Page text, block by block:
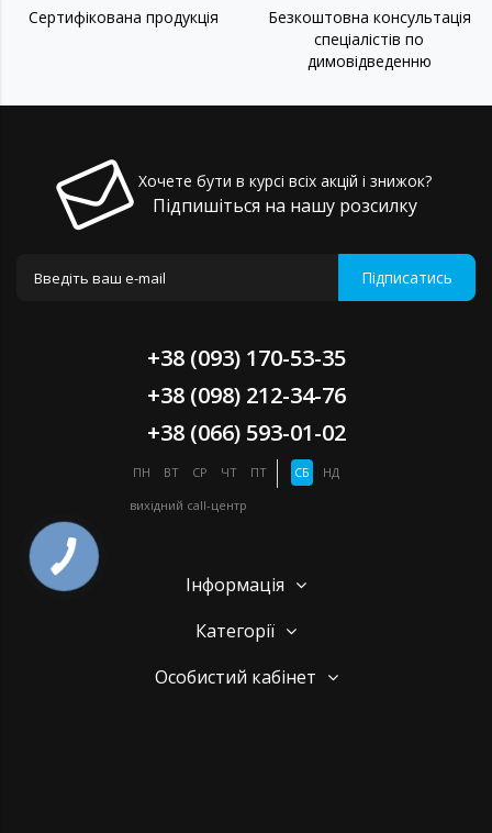
Сертифікована продукція
Безкоштовна консультація
спеціалістів по
димовідведенню
Хочете бути в курсі всіх акцій і знижок?
Підпишіться на нашу розсилку
Підписатись
+38 (093) 170-53-35
+38 (098) 212-34-76
+38 (066) 593-01-02
ПН ВТ СР ЧТ ПТ СБ
НД
вихідний call-центр
Інформація
Категорії
Особистий кабінет